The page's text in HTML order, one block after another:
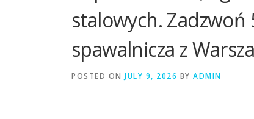
stalowych. Zadzwoń
spawalnicza z
POSTED ON JULY 9, 2026 BY ADMIN